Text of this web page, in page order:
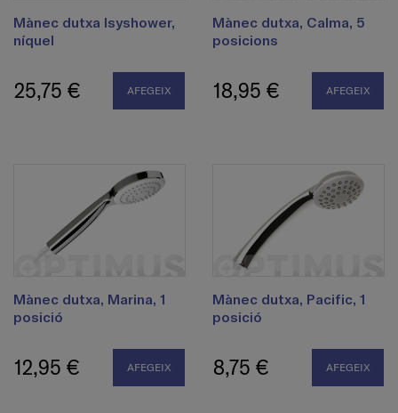
Mànec dutxa Isyshower,
níquel
25,75 € AFEGEIX
Mànec dutxa, Calma, 5
posicions
18,95 € AFEGEIX
Mànec dutxa, Marina, 1
posició
12,95 € AFEGEIX
Mànec dutxa, Pacific, 1
posició
8,75 € AFEGEIX